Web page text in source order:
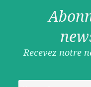
Recevez notre